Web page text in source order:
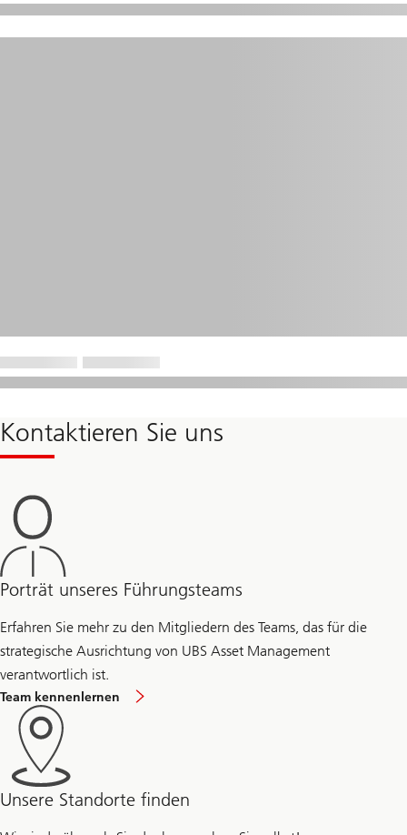
Kontaktieren Sie uns
Porträt unseres Führungsteams
Erfahren Sie mehr zu den Mitgliedern des Teams, das für die
strategische Ausrichtung von UBS Asset Management
verantwortlich ist.
Team kennenlernen
Unsere Standorte finden